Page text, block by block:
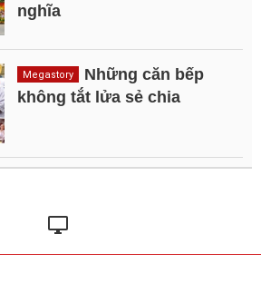
nghĩa
Megastory
Những căn bếp
không tắt lửa sẻ chia